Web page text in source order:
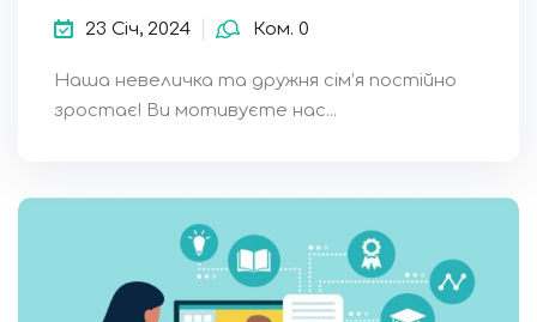
23 Січ, 2024 Ком. 0
Наша невеличка та дружня сім’я постійно
зростає! Ви мотивуєте нас...